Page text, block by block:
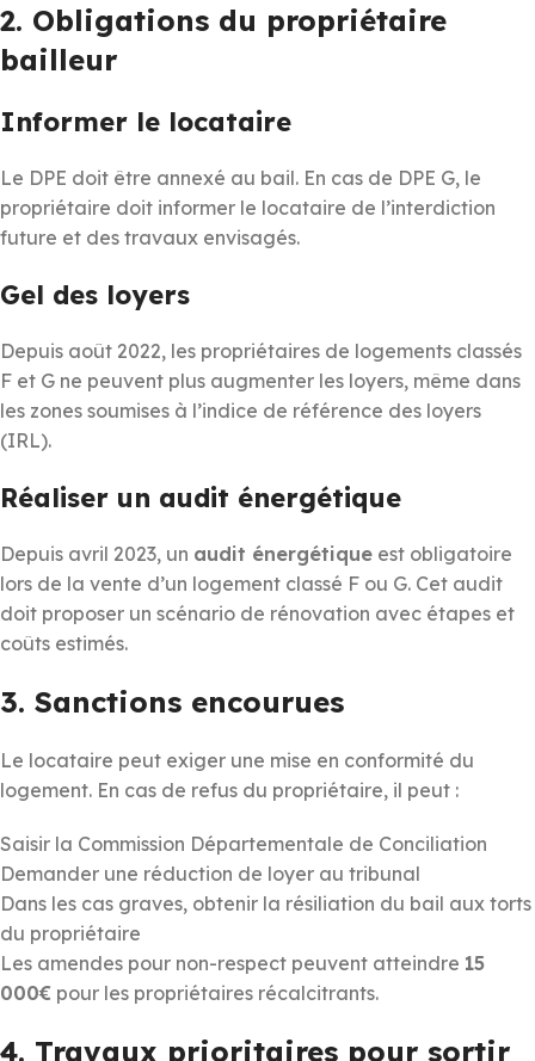
2. Obligations du propriétaire
bailleur
Informer le locataire
Le DPE doit être annexé au bail. En cas de DPE G, le
propriétaire doit informer le locataire de l’interdiction
future et des travaux envisagés.
Gel des loyers
Depuis août 2022, les propriétaires de logements classés
F et G ne peuvent plus augmenter les loyers, même dans
les zones soumises à l’indice de référence des loyers
(IRL).
Réaliser un audit énergétique
Depuis avril 2023, un audit énergétique est obligatoire
lors de la vente d’un logement classé F ou G. Cet audit
doit proposer un scénario de rénovation avec étapes et
coûts estimés.
3. Sanctions encourues
Le locataire peut exiger une mise en conformité du
logement. En cas de refus du propriétaire, il peut :
Saisir la Commission Départementale de Conciliation
Demander une réduction de loyer au tribunal
Dans les cas graves, obtenir la résiliation du bail aux torts
du propriétaire
Les amendes pour non-respect peuvent atteindre 15
000€ pour les propriétaires récalcitrants.
4. Travaux prioritaires pour sortir